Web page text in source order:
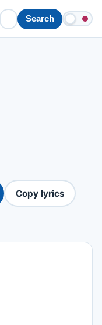
Search
Copy lyrics